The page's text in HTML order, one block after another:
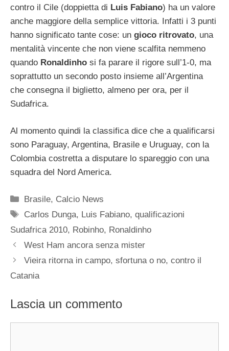
contro il Cile (doppietta di Luis Fabiano) ha un valore
anche maggiore della semplice vittoria. Infatti i 3 punti
hanno significato tante cose: un gioco ritrovato, una
mentalità vincente che non viene scalfita nemmeno
quando Ronaldinho si fa parare il rigore sull’1-0, ma
soprattutto un secondo posto insieme all’Argentina
che consegna il biglietto, almeno per ora, per il
Sudafrica.
Al momento quindi la classifica dice che a qualificarsi
sono Paraguay, Argentina, Brasile e Uruguay, con la
Colombia costretta a disputare lo spareggio con una
squadra del Nord America.
Categorie
Brasile, Calcio News
Tag
Carlos Dunga, Luis Fabiano,qualificazioni
Sudafrica 2010, Robinho, Ronaldinho
West Ham ancora senza mister
Vieira ritorna in campo, sfortuna o no, contro il
Catania
Lascia un commento